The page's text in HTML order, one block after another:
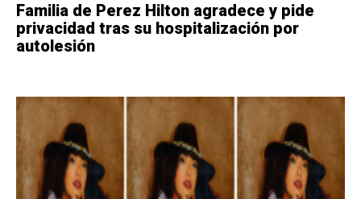
Familia de Perez Hilton agradece y pide
privacidad tras su hospitalización por
autolesión